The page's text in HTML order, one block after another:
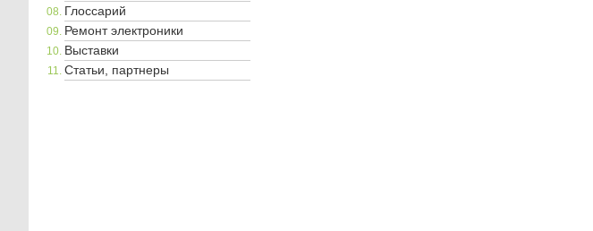
Глоссарий
Ремонт электроники
Выставки
Статьи, партнеры